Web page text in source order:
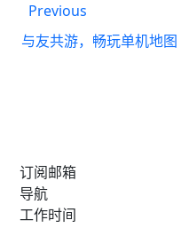
Previous
与友共游，畅玩单机地图
订阅邮箱
导航
工作时间